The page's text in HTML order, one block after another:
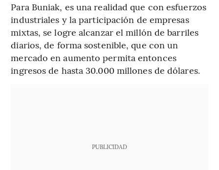
Para Buniak, es una realidad que con esfuerzos
industriales y la participación de empresas
mixtas, se logre alcanzar el millón de barriles
diarios, de forma sostenible, que con un
mercado en aumento permita entonces
ingresos de hasta 30.000 millones de dólares.
PUBLICIDAD